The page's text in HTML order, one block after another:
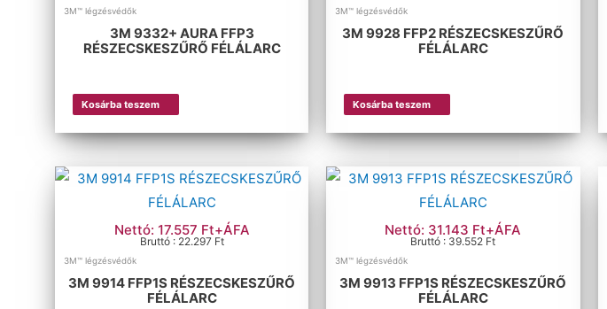
3M™ légzésvédők
3M 9332+ AURA FFP3
RÉSZECSKESZŰRŐ FÉLÁLARC
Kosárba teszem
3M™ légzésvédők
3M 9928 FFP2 RÉSZECSKESZŰRŐ
FÉLÁLARC
Kosárba teszem
Nettó: 17.557 Ft+ÁFA
Bruttó : 22.297 Ft
3M™ légzésvédők
3M 9914 FFP1S RÉSZECSKESZŰRŐ
FÉLÁLARC
Nettó: 31.143 Ft+ÁFA
Bruttó : 39.552 Ft
3M™ légzésvédők
3M 9913 FFP1S RÉSZECSKESZŰRŐ
FÉLÁLARC